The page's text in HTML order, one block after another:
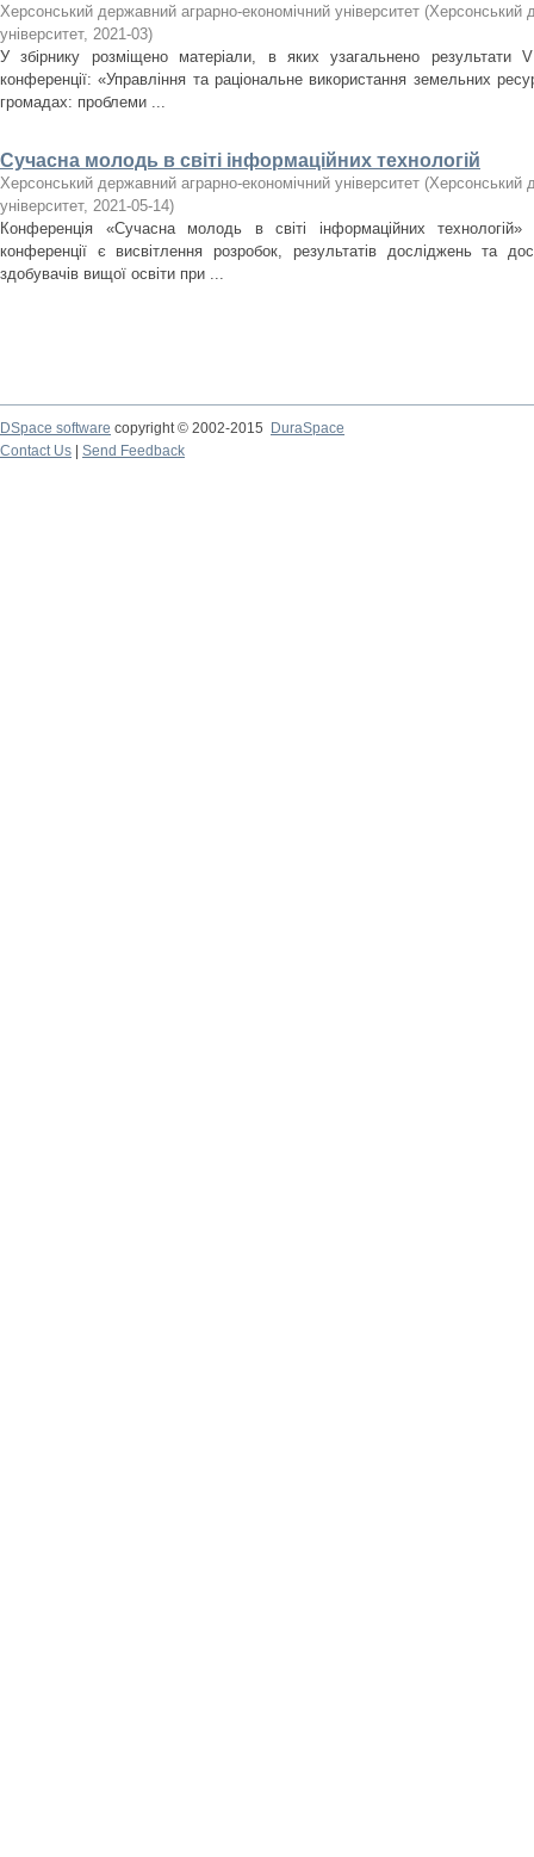
Херсонський державний аграрно-економічний університет (Херсонський
університет, 2021-03)
У збірнику розміщено матеріали, в яких узагальнено результати V
конференції: «Управління та раціональне використання земельних
громадах: проблеми ...
Сучасна молодь в світі інформаційних технологій
Херсонський державний аграрно-економічний університет (Херсонський
університет, 2021-05-14)
Конференція «Сучасна молодь в світі інформаційних
конференції є висвітлення розробок, результатів досліджень та
здобувачів вищої освіти при ...
DSpace software copyright © 2002-2015
DuraSpace
Contact Us
Send Feedback